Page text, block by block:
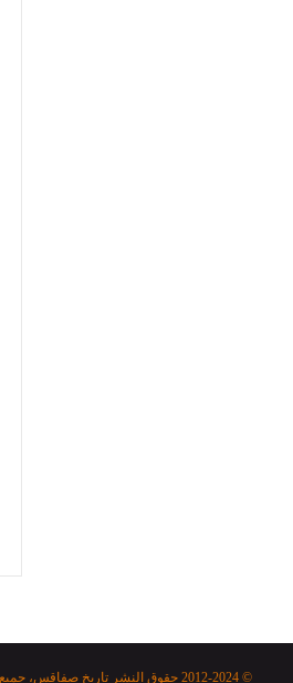
© 2012-2024 حقوق النشر تاريخ صفاقس، جميع الحقوق محفوظة.